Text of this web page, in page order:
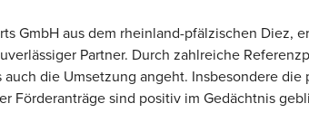
GmbH aus dem rheinland-pfälzischen
Partner. Durch zahlreiche
auch die Umsetzung angeht. Insbesondere
Förderanträge sind positiv im Gedächtnis